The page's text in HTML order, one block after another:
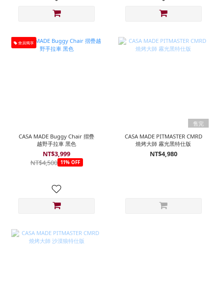
會員獨享
CASA MADE Buggy Chair 摺疊
越野手拉車 黑色
NT$3,999
NT$4,500 11% OFF
售完
CASA MADE PITMASTER CMRD
燒烤大師 霧光黑特仕版
NT$4,980